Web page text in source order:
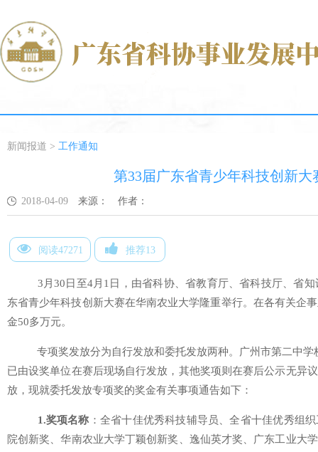
新闻报道 > 工作通知
第33届广东省青少年科技创新
2018-04-09 来源： 作者：
阅读47271 推荐13
3月30日至4月1日，由省科协、省教育厅、省科技厅、省
东省青少年科技创新大赛在华南农业大学隆重举行。在各有关企
金50多万元。
专项奖发放分为自行发放和委托发放两种。广州市第二中
已由设奖单位在赛后现场自行发放，其他奖项则在赛后公示无异
放，现就委托发放专项奖的奖金有关事项通告如下：
1.奖项名称 ：全省十佳优秀科技辅导员、全省十佳优秀组
院创新奖、华南农业大学丁颖创新奖、逸仙英才奖、广东工业大